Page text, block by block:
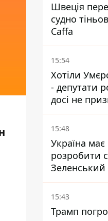
Швеція
судно
Caffa
15:54
Хотіли
- депутати
досі не
посла у США
15:48
Україна
розробити
Зеленський
коли вона
15:43
Трамп